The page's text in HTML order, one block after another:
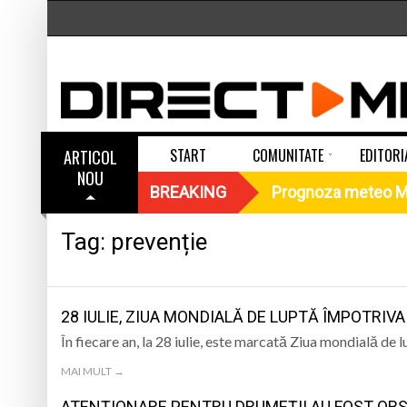
START COMUNITATE
BREAKING Prognoza meteo
Pompierii chemați
Cod roșu la
Jandarmii
ARTICOL
NOU
49 MINUTE ÎN URMĂ
MEDIU
PROGNOZA METEO MARAMUREȘ,
Tag: prevenție
28 IULIE, ZIUA MONDIALĂ DE LUPTĂ
În fiecare an, la 28 iulie, este marcată Ziua mondială de
MAI MULT →